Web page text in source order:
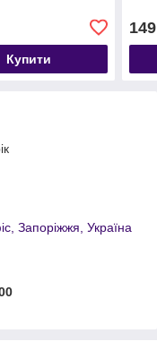
Купити
149
Запоріжжя, Україна